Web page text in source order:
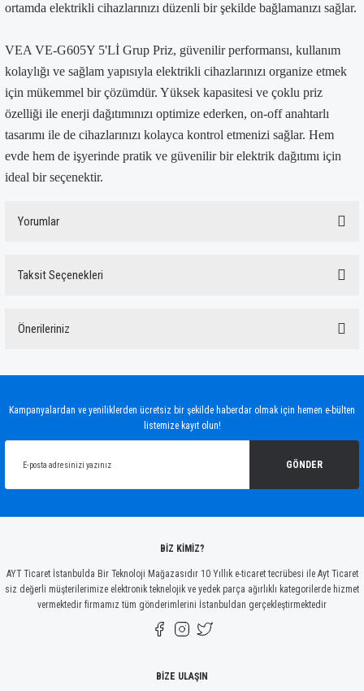
ortamda elektrikli cihazlarınızı düzenli bir şekilde bağlamanızı sağlar.
VEA VE-G605Y 5'Lİ Grup Priz, güvenilir performansı, kullanım
kolaylığı ve sağlam yapısıyla elektrikli cihazlarınızı organize etmek
için mükemmel bir çözümdür. Yüksek kapasitesi ve çoklu priz
özelliği ile enerji dağıtımınızı optimize ederken, on-off anahtarlı
tasarımı ile de cihazlarınızı kolayca kontrol etmenizi sağlar. Hem
evde hem de işyerinde pratik ve güvenilir bir elektrik dağıtımı için
ideal bir seçenektir.
Yorumlar
Taksit Seçenekleri
Önerileriniz
Ürün açıklamasında eksik bilgiler bulunuyor.
Gönder
Kampanyalardan ve yeniliklerden ücretsiz bir şekilde haberdar olmak için hemen e-bülten
listemize kayıt olun!
GÖNDER
BİZ KİMİZ?
AYT Ticaret İstanbulda Bir Teknoloji Mağazasıdır 10 Yıllık e-ticaret tecrübesi ile Ayt Ticaret
siz değerli müşterilerimize elektronik teknelojik ve yedek parça ağırlıklı kategorilerde hizmet
vermektedir firmamız tüm gönderimlerini İstanbuldan gerçekleştirmektedir
BİZE ULAŞIN